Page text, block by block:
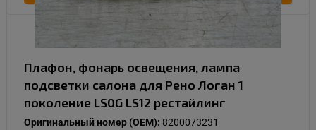
Плафон, фонарь освещения, лампа
подсветки салона для Рено Логан 1
поколение LS0G LS12 рестайлинг
Оригинальный номер (OEM): 8200073231